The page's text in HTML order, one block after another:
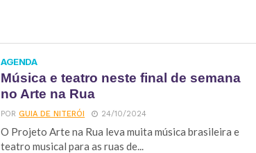
AGENDA
Música e teatro neste final de semana
no Arte na Rua
PORGUIA DE NITERÓI 24/10/2024
O Projeto Arte na Rua leva muita música brasileira e
teatro musical para as ruas de...